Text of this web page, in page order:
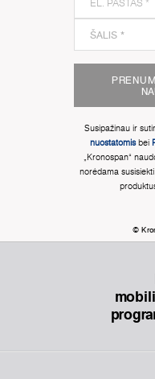
Susipažinau ir
nuostatomisbei
„Kronospan“
norėdama
©